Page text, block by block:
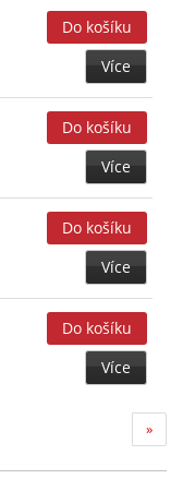
Více
Více
Více
Více
»